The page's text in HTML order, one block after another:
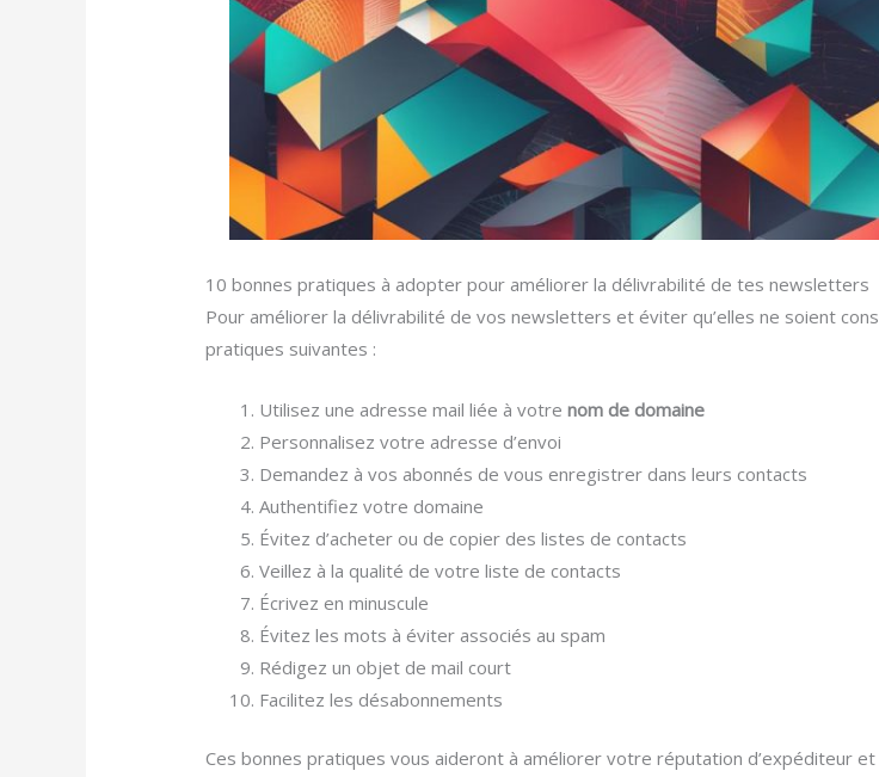
10 bonnes pratiques à adopter pour améliorer la délivrabilité de tes newsletters
Pour améliorer la délivrabilité de vos newsletters et éviter qu’elles ne soient
pratiques suivantes :
Utilisez une adresse mail liée à votrenom de domaine
Personnalisez votre adresse d’envoi
Demandez à vos abonnés de vous enregistrer dans leurs contacts
Authentifiez votre domaine
Évitez d’acheter ou de copier des listes de contacts
Veillez à la qualité de votre liste de contacts
Écrivez en minuscule
Évitez les mots à éviter associés au spam
Rédigez un objet de mail court
Facilitez les désabonnements
Ces bonnes pratiques vous aideront à améliorer votre réputation d’expéditeur